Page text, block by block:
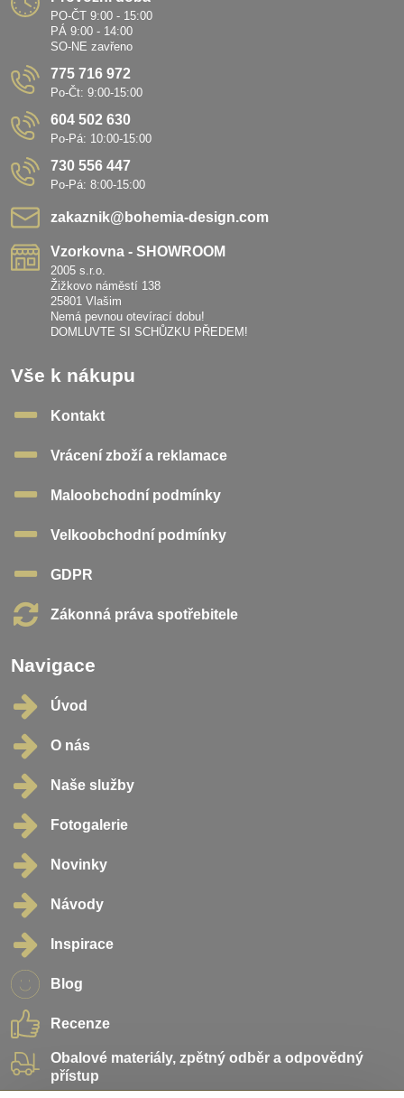
PO-ČT 9:00 - 15:00
PÁ 9:00 - 14:00
SO-NE zavřeno
775 716 972
Po-Čt: 9:00-15:00
604 502 630
Po-Pá: 10:00-15:00
730 556 447
Po-Pá: 8:00-15:00
zakaznik​@bohemia-design​.com
Vzorkovna - SHOWROOM
2005 s.r.o.
Žižkovo náměstí 138
25801 Vlašim
Nemá pevnou otevírací dobu!
DOMLUVTE SI SCHŮZKU PŘEDEM!
Vše k nákupu
Kontakt
Vrácení zboží a reklamace
Maloobchodní podmínky
Velkoobchodní podmínky
GDPR
Zákonná práva spotřebitele
Navigace
Úvod
O nás
Naše služby
Fotogalerie
Novinky
Návody
Inspirace
Blog
Recenze
Obalové materiály, zpětný odběr a odpovědný
přístup